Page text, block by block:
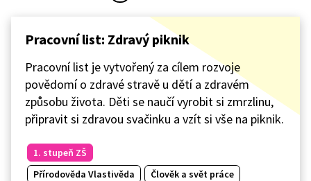
Pracovní list: Zdravý piknik
Pracovní list je vytvořený za cílem rozvoje
povědomí o zdravé stravě u dětí a zdravém
způsobu života. Děti se naučí vyrobit si zmrzlinu,
připravit si zdravou svačinku a vzít si vše na piknik.
1. stupeň ZŠ
Přírodověda Vlastivěda
Člověk a svět práce